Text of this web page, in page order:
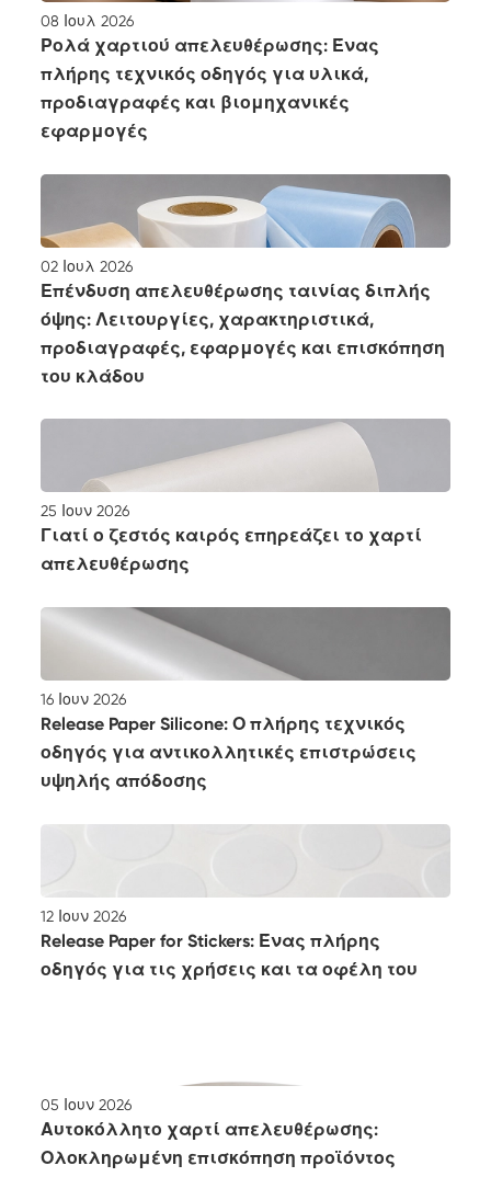
08 Ιουλ 2026
Ρολά χαρτιού απελευθέρωσης: Ένας
πλήρης τεχνικός οδηγός για υλικά,
προδιαγραφές και βιομηχανικές
εφαρμογές
02 Ιουλ 2026
Επένδυση απελευθέρωσης ταινίας διπλής
όψης: Λειτουργίες, χαρακτηριστικά,
προδιαγραφές, εφαρμογές και επισκόπηση
του κλάδου
25 Ιουν 2026
Γιατί ο ζεστός καιρός επηρεάζει το χαρτί
απελευθέρωσης
16 Ιουν 2026
Release Paper Silicone: Ο πλήρης τεχνικός
οδηγός για αντικολλητικές επιστρώσεις
υψηλής απόδοσης
12 Ιουν 2026
Release Paper for Stickers: Ένας πλήρης
οδηγός για τις χρήσεις και τα οφέλη του
05 Ιουν 2026
Αυτοκόλλητο χαρτί απελευθέρωσης:
Ολοκληρωμένη επισκόπηση προϊόντος